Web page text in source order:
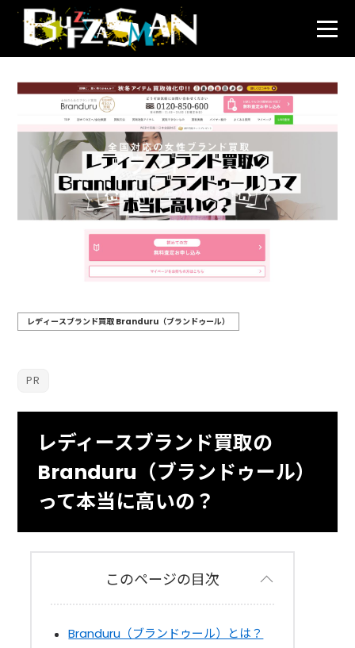
レディースブランド買取 Branduru（ブランドゥール）
レディースブランド買取の
Branduru（ブランドゥール）
って本当に高いの？
このページの目次
Branduru（ブランドゥール）とは？